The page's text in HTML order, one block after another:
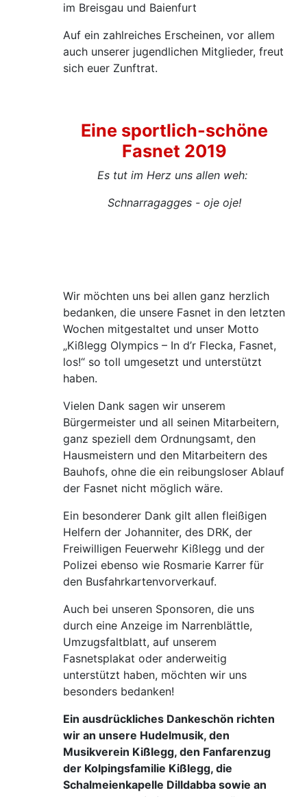
im Breisgau und Baienfurt
Auf ein zahlreiches Erscheinen, vor allem
auch unserer jugendlichen Mitglieder, freut
sich euer Zunftrat.
Eine sportlich-schöne
Fasnet 2019
Es tut im Herz uns allen weh:
Schnarragagges - oje oje!
Wir möchten uns bei allen ganz herzlich
bedanken, die unsere Fasnet in den letzten
Wochen mitgestaltet und unser Motto
„Kißlegg Olympics – In d’r Flecka, Fasnet,
los!“ so toll umgesetzt und unterstützt
haben.
Vielen Dank sagen wir unserem
Bürgermeister und all seinen Mitarbeitern,
ganz speziell dem Ordnungsamt, den
Hausmeistern und den Mitarbeitern des
Bauhofs, ohne die ein reibungsloser Ablauf
der Fasnet nicht möglich wäre.
Ein besonderer Dank gilt allen fleißigen
Helfern der Johanniter, des DRK, der
Freiwilligen Feuerwehr Kißlegg und der
Polizei ebenso wie Rosmarie Karrer für
den Busfahrkartenvorverkauf.
Auch bei unseren Sponsoren, die uns
durch eine Anzeige im Narrenblättle,
Umzugsfaltblatt, auf unserem
Fasnetsplakat oder anderweitig
unterstützt haben, möchten wir uns
besonders bedanken!
Ein ausdrückliches Dankeschön richten
wir an unsere Hudelmusik, den
Musikverein Kißlegg, den Fanfarenzug
der Kolpingsfamilie Kißlegg, die
Schalmeienkapelle Dilldabba sowie an